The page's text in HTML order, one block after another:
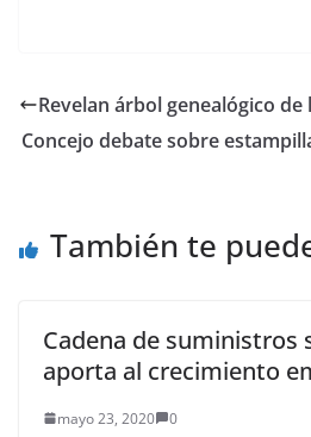
hallar varios peces de
la familia de los
Lutjanidae –entre ellos
Revelan árbol genealógico de
Concejo debate sobre
También te
Cadena de suministros
aporta al crecimiento
mayo 23, 2020 0